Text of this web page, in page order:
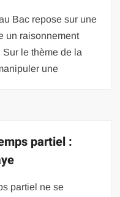
Bac repose sur une
un raisonnement
Sur le thème de la
une
partiel :
partiel ne se